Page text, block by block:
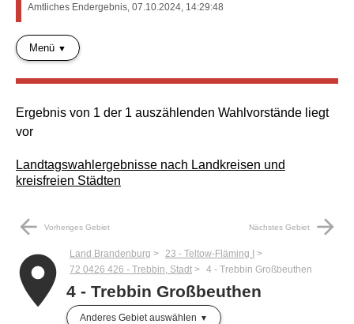
Amtliches Endergebnis, 07.10.2024, 14:29:48
Menü
Ergebnis von 1 der 1 auszählenden Wahlvorstände liegt
vor
Landtagswahlergebnisse nach Landkreisen und
kreisfreien Städten
arrow_back Vorheriges Gebiet Nächstes Gebiet arrow_forward
placeLand Brandenburg
23 - Teltow-Fläming I
72 0426 426 - Trebbin, Stadt
4 - Trebbin Großbeuthen
4 - Trebbin Großbeuthen
Anderes Gebiet auswählen